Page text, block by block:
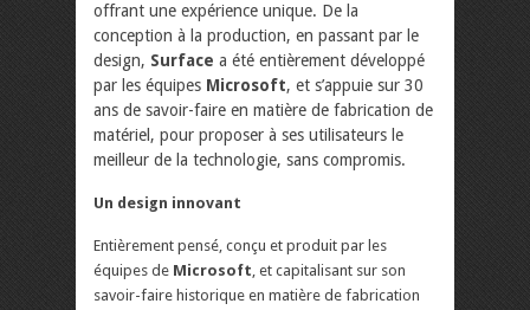
offrant une expérience unique. De la
conception à la production, en passant par le
design, Surface a été entièrement développé
par les équipes Microsoft, et s’appuie sur 30
ans de savoir-faire en matière de fabrication de
matériel, pour proposer à ses utilisateurs le
meilleur de la technologie, sans compromis.
Un design innovant
Entièrement pensé, conçu et produit par les
équipes de Microsoft, et capitalisant sur son
savoir-faire historique en matière de fabrication